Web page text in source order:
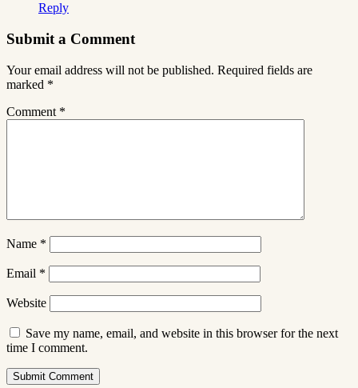
Reply
Submit a Comment
Your email address will not be published. Required fields are
marked *
Comment *
Name *
Email *
Website
Save my name, email, and website in this browser for the next
time I comment.
Submit Comment